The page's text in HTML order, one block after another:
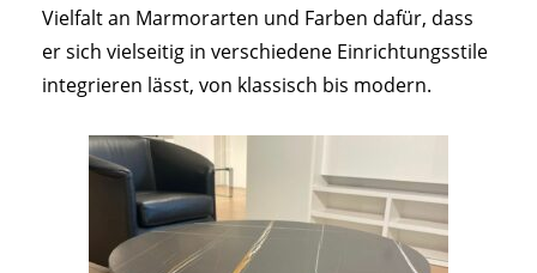
Vielfalt an Marmorarten und Farben dafür, dass
er sich vielseitig in verschiedene Einrichtungsstile
integrieren lässt, von klassisch bis modern.